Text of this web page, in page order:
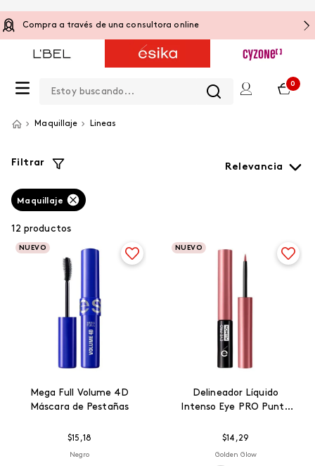
Compra a través de una consultora online
0
Maquillaje Lineas
Filtrar Relevancia
Maquillaje
12 productos
Mega Full Volume 4D
Máscara de Pestañas
NUEVO
$15 ,18
Negro
Delineador Líquido
Intenso Eye PRO Punta
NUEVO
$14 ,29
Golden Glow